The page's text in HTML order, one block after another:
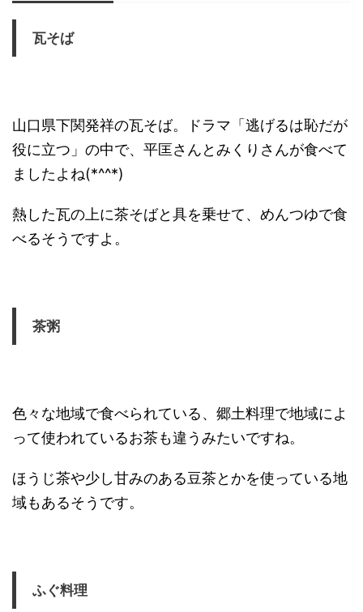
瓦そば
山口県下関発祥の瓦そば。ドラマ「逃げるは恥だが
役に立つ」の中で、平匡さんとみくりさんが食べて
ましたよね(*^^*)
熱した瓦の上に茶そばと具を乗せて、めんつゆで食
べるそうですよ。
茶粥
色々な地域で食べられている、郷土料理で地域によ
って使われているお茶も違うみたいですね。
ほうじ茶や少し甘みのある豆茶とかを使っている地
域もあるそうです。
ふぐ料理